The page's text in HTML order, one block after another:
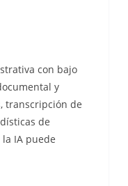
con bajo
y
transcripción de
de
IA puede